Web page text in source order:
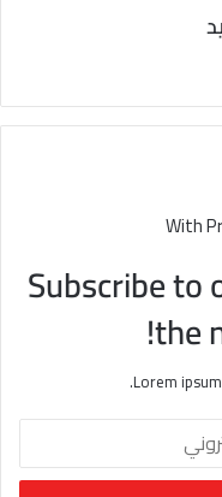
With
Subscribe
the
Lorem